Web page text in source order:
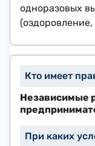
одноразовых
​Независимые